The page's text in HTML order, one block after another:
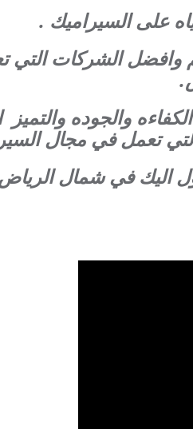
على السيراميك .
وافضل الشركات
والجوده
تعمل في مجال
اليك في شمال